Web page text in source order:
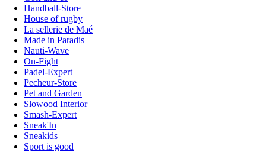
Handball-Store
House of rugby
La sellerie de Maé
Made in Paradis
Nauti-Wave
On-Fight
Padel-Expert
Pecheur-Store
Pet and Garden
Slowood Interior
Smash-Expert
Sneak'In
Sneakids
Sport is good